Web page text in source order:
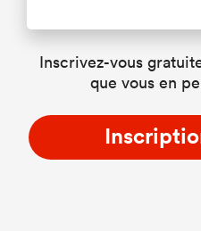
Inscrivez-vous
que vous en